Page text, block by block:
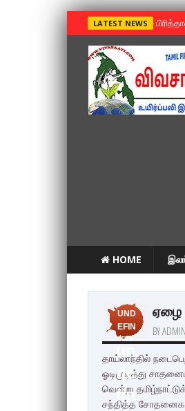
LATEST NEWS »
HOME
UND
EFIN
ED
un
de
fin
ஏழை
BY ADMIN
தாய்லாந்தில்
ஓடிமுடித்து
வென்று
சந்தித்த